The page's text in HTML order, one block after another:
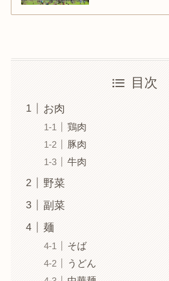
目次
お肉
鶏肉
豚肉
牛肉
野菜
副菜
麺
そば
うどん